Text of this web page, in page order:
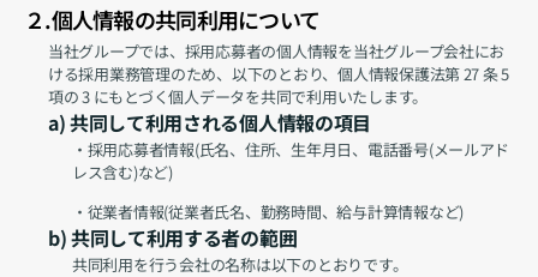
２.個人情報の共同利用について
当社グループでは、採用応募者の個人情報を当社グループ会社にお
ける採用業務管理のため、以下のとおり、個人情報保護法第 27 条 5
項の 3 にもとづく個人データを共同で利用いたします。
a) 共同して利用される個人情報の項目
・採用応募者情報(氏名、住所、生年月日、電話番号(メールアド
レス含む)など)
・従業者情報(従業者氏名、勤務時間、給与計算情報など)
b) 共同して利用する者の範囲
共同利用を行う会社の名称は以下のとおりです。